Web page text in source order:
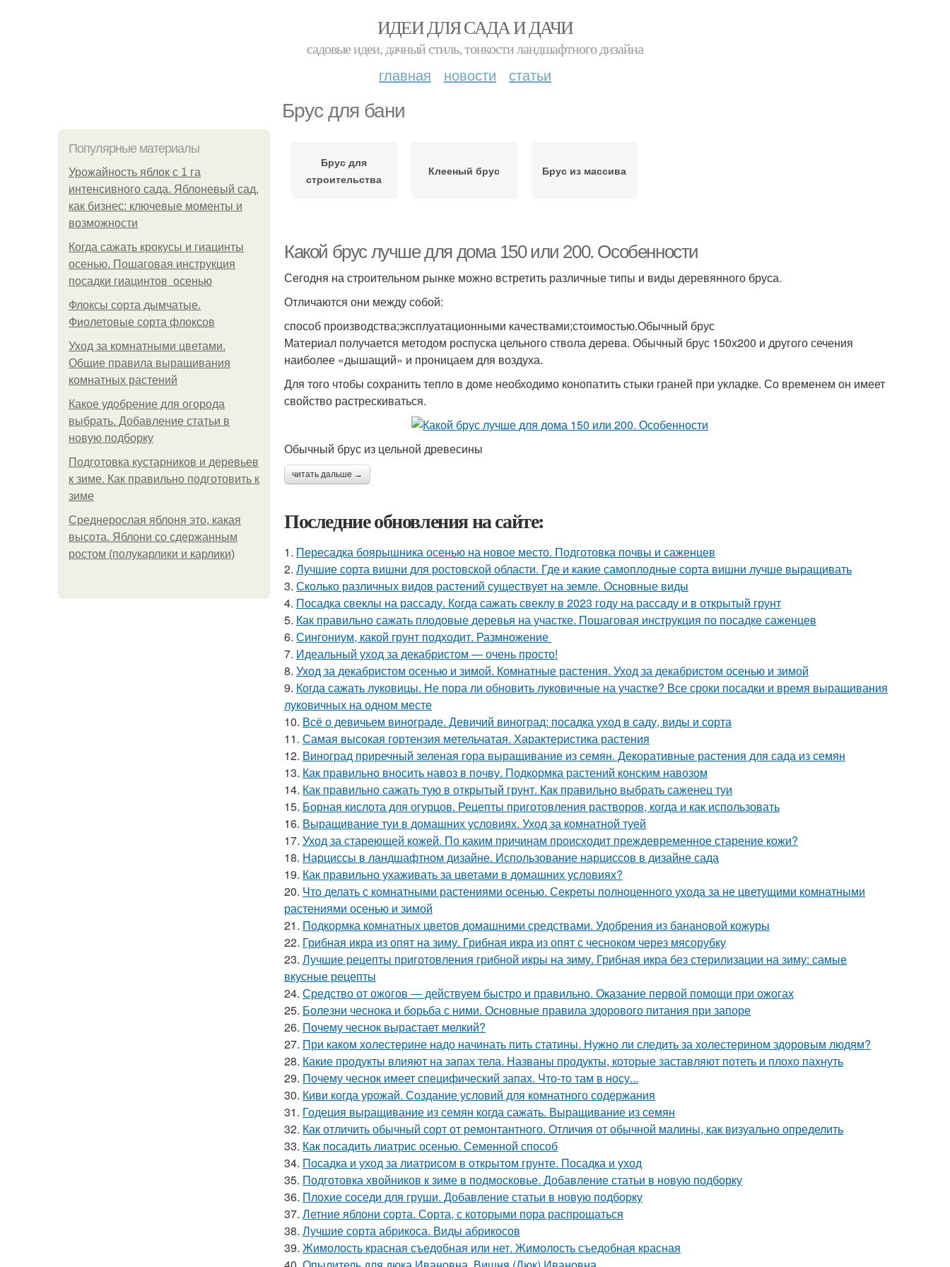
ИДЕИ ДЛЯ САДА И ДАЧИ
садовые идеи, дачный стиль, тонкости ландшафтного дизайна
главная новости статьи
Брус для бани
Популярные материалы
Урожайность яблок с 1 га
интенсивного сада. Яблоневый сад,
как бизнес: ключевые моменты и
возможности
Когда сажать крокусы и гиацинты
осенью. Пошаговая инструкция
посадки гиацинтов осенью
Флоксы сорта дымчатые.
Фиолетовые сорта флоксов
Уход за комнатными цветами.
Общие правила выращивания
комнатных растений
Какое удобрение для огорода
выбрать. Добавление статьи в
новую подборку
Подготовка кустарников и деревьев
к зиме. Как правильно подготовить к
зиме
Среднерослая яблоня это, какая
высота. Яблони со сдержанным
ростом (полукарлики и карлики)
Брус для
строительства
Клееный брус Брус из массива
Какой брус лучше для дома 150 или 200. Особенности
Сегодня на строительном рынке можно встретить различные типы и виды деревянного бруса.
Отличаются они между собой:
способ производства;эксплуатационными качествами;стоимостью.Обычный брус
Материал получается методом роспуска цельного ствола дерева. Обычный брус 150х200 и другого сечения
наиболее «дышащий» и проницаем для воздуха.
Для того чтобы сохранить тепло в доме необходимо конопатить стыки граней при укладке. Со временем он имеет
свойство растрескиваться.
Обычный брус из цельной древесины
читать дальше →
Последние обновления на сайте:
1. Пересадка боярышника осенью на новое место. Подготовка почвы и саженцев
2. Лучшие сорта вишни для ростовской области. Где и какие самоплодные сорта вишни лучше выращивать
3. Сколько различных видов растений существует на земле. Основные виды
4. Посадка свеклы на рассаду. Когда сажать свеклу в 2023 году на рассаду и в открытый грунт
5. Как правильно сажать плодовые деревья на участке. Пошаговая инструкция по посадке саженцев
6. Сингониум, какой грунт подходит. Размножение
7. Идеальный уход за декабристом — очень просто!
8. Уход за декабристом осенью и зимой. Комнатные растения. Уход за декабристом осенью и зимой
9. Когда сажать луковицы. Не пора ли обновить луковичные на участке? Все сроки посадки и время выращивания
луковичных на одном месте
10. Всё о девичьем винограде. Девичий виноград: посадка уход в саду, виды и сорта
11. Самая высокая гортензия метельчатая. Характеристика растения
12. Виноград приречный зеленая гора выращивание из семян. Декоративные растения для сада из семян
13. Как правильно вносить навоз в почву. Подкормка растений конским навозом
14. Как правильно сажать тую в открытый грунт. Как правильно выбрать саженец туи
15. Борная кислота для огурцов. Рецепты приготовления растворов, когда и как использовать
16. Выращивание туи в домашних условиях. Уход за комнатной туей
17. Уход за стареющей кожей. По каким причинам происходит преждевременное старение кожи?
18. Нарциссы в ландшафтном дизайне. Использование нарциссов в дизайне сада
19. Как правильно ухаживать за цветами в домашних условиях?
20. Что делать с комнатными растениями осенью. Секреты полноценного ухода за не цветущими комнатными
растениями осенью и зимой
21. Подкормка комнатных цветов домашними средствами. Удобрения из банановой кожуры
22. Грибная икра из опят на зиму. Грибная икра из опят с чесноком через мясорубку
23. Лучшие рецепты приготовления грибной икры на зиму. Грибная икра без стерилизации на зиму: самые
вкусные рецепты
24. Средство от ожогов ― действуем быстро и правильно. Оказание первой помощи при ожогах
25. Болезни чеснока и борьба с ними. Основные правила здорового питания при запоре
26. Почему чеснок вырастает мелкий?
27. При каком холестерине надо начинать пить статины. Нужно ли следить за холестерином здоровым людям?
28. Какие продукты влияют на запах тела. Названы продукты, которые заставляют потеть и плохо пахнуть
29. Почему чеснок имеет специфический запах. Что-то там в носу...
30. Киви когда урожай. Создание условий для комнатного содержания
31. Годеция выращивание из семян когда сажать. Выращивание из семян
32. Как отличить обычный сорт от ремонтантного. Отличия от обычной малины, как визуально определить
33. Как посадить лиатрис осенью. Семенной способ
34. Посадка и уход за лиатрисом в открытом грунте. Посадка и уход
35. Подготовка хвойников к зиме в подмосковье. Добавление статьи в новую подборку
36. Плохие соседи для груши. Добавление статьи в новую подборку
37. Летние яблони сорта. Сорта, с которыми пора распрощаться
38. Лучшие сорта абрикоса. Виды абрикосов
39. Жимолость красная съедобная или нет. Жимолость съедобная красная